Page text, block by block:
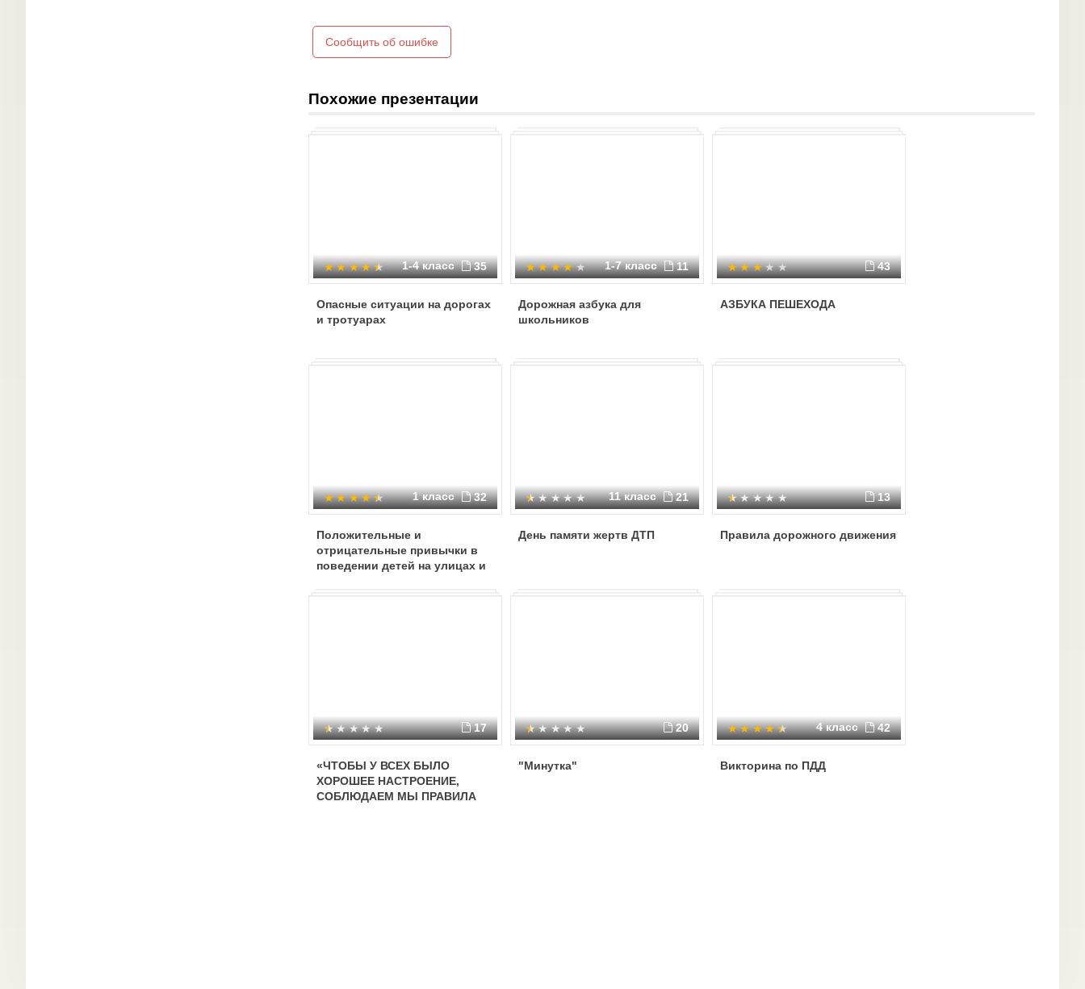
Сообщить об ошибке
Похожие презентации
1-4 класс 35
Опасные ситуации на дорогах
и тротуарах
1-7 класс 11
Дорожная азбука для
школьников
43
АЗБУКА ПЕШЕХОДА
1 класс 32
Положительные и
отрицательные привычки в
поведении детей на улицах и
11 класс 21
День памяти жертв ДТП
13
Правила дорожного движения
17
«ЧТОБЫ У ВСЕХ БЫЛО
ХОРОШЕЕ НАСТРОЕНИЕ,
СОБЛЮДАЕМ МЫ ПРАВИЛА
20
"Минутка"
4 класс 42
Викторина по ПДД